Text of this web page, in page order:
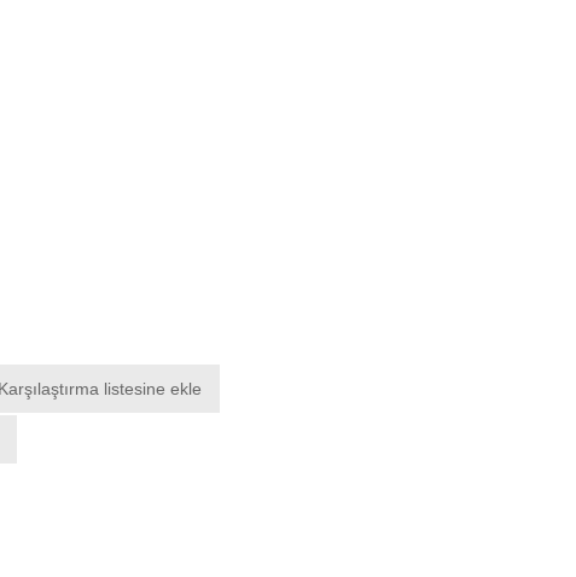
Karşılaştırma listesine ekle